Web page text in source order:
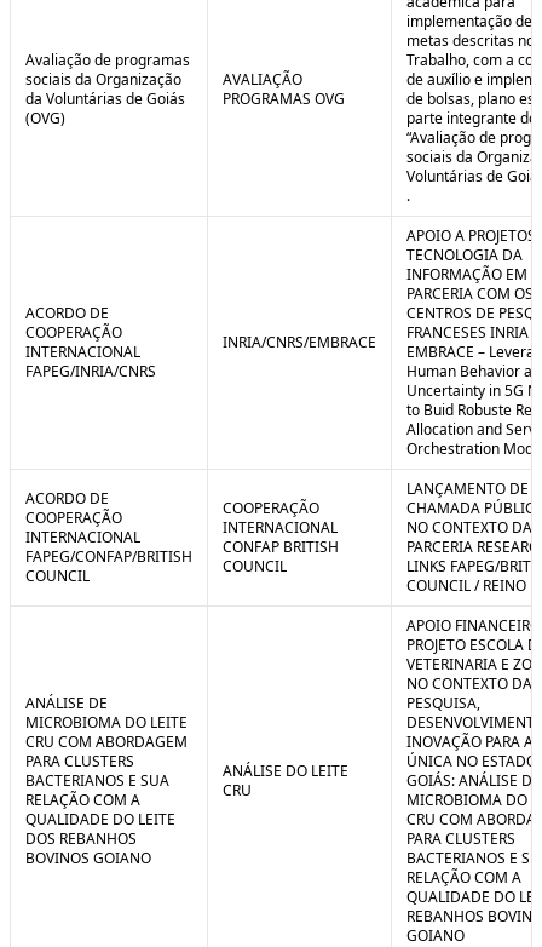
Avaliação de programas
sociais da Organização
da Voluntárias de Goiás
(OVG)
AVALIAÇÃO
PROGRAMAS OVG
implementação de
metas descritas no
Trabalho, com a
de auxílio e
de bolsas, plano
parte integrante do
“Avaliação de
sociais da
Voluntárias de
.
ACORDO DE
COOPERAÇÃO
INTERNACIONAL
FAPEG/INRIA/CNRS
INRIA/CNRS/EMBRACE
APOIO A PROJETOS
TECNOLOGIA DA
INFORMAÇÃO EM
PARCERIA COM OS
CENTROS DE
FRANCESES INRIA
EMBRACE –
Human Behavior
Uncertainty in 5G
to Buid Robuste
Allocation and
Orchestration
ACORDO DE
COOPERAÇÃO
INTERNACIONAL
FAPEG/CONFAP/BRITISH
COUNCIL
COOPERAÇÃO
INTERNACIONAL
CONFAP BRITISH
COUNCIL
LANÇAMENTO DE
CHAMADA
NO CONTEXTO DA
PARCERIA
LINKS FAPEG/
COUNCIL / REINO
ANÁLISE DE
MICROBIOMA DO LEITE
CRU COM ABORDAGEM
PARA CLUSTERS
BACTERIANOS E SUA
RELAÇÃO COM A
QUALIDADE DO LEITE
DOS REBANHOS
BOVINOS GOIANO
ANÁLISE DO LEITE
CRU
APOIO
PROJETO ESCOLA
VETERINARIA E
NO CONTEXTO DA
PESQUISA,
INOVAÇÃO PARA A
ÚNICA NO ESTADO
GOIÁS: ANÁLISE DE
MICROBIOMA DO
CRU COM
PARA CLUSTERS
BACTERIANOS E
RELAÇÃO COM A
QUALIDADE DO
REBANHOS
GOIANO